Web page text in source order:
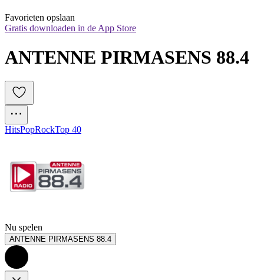
Favorieten opslaan
Gratis downloaden in de App Store
ANTENNE PIRMASENS 88.4
HitsPopRockTop 40
Nu spelen
ANTENNE PIRMASENS 88.4